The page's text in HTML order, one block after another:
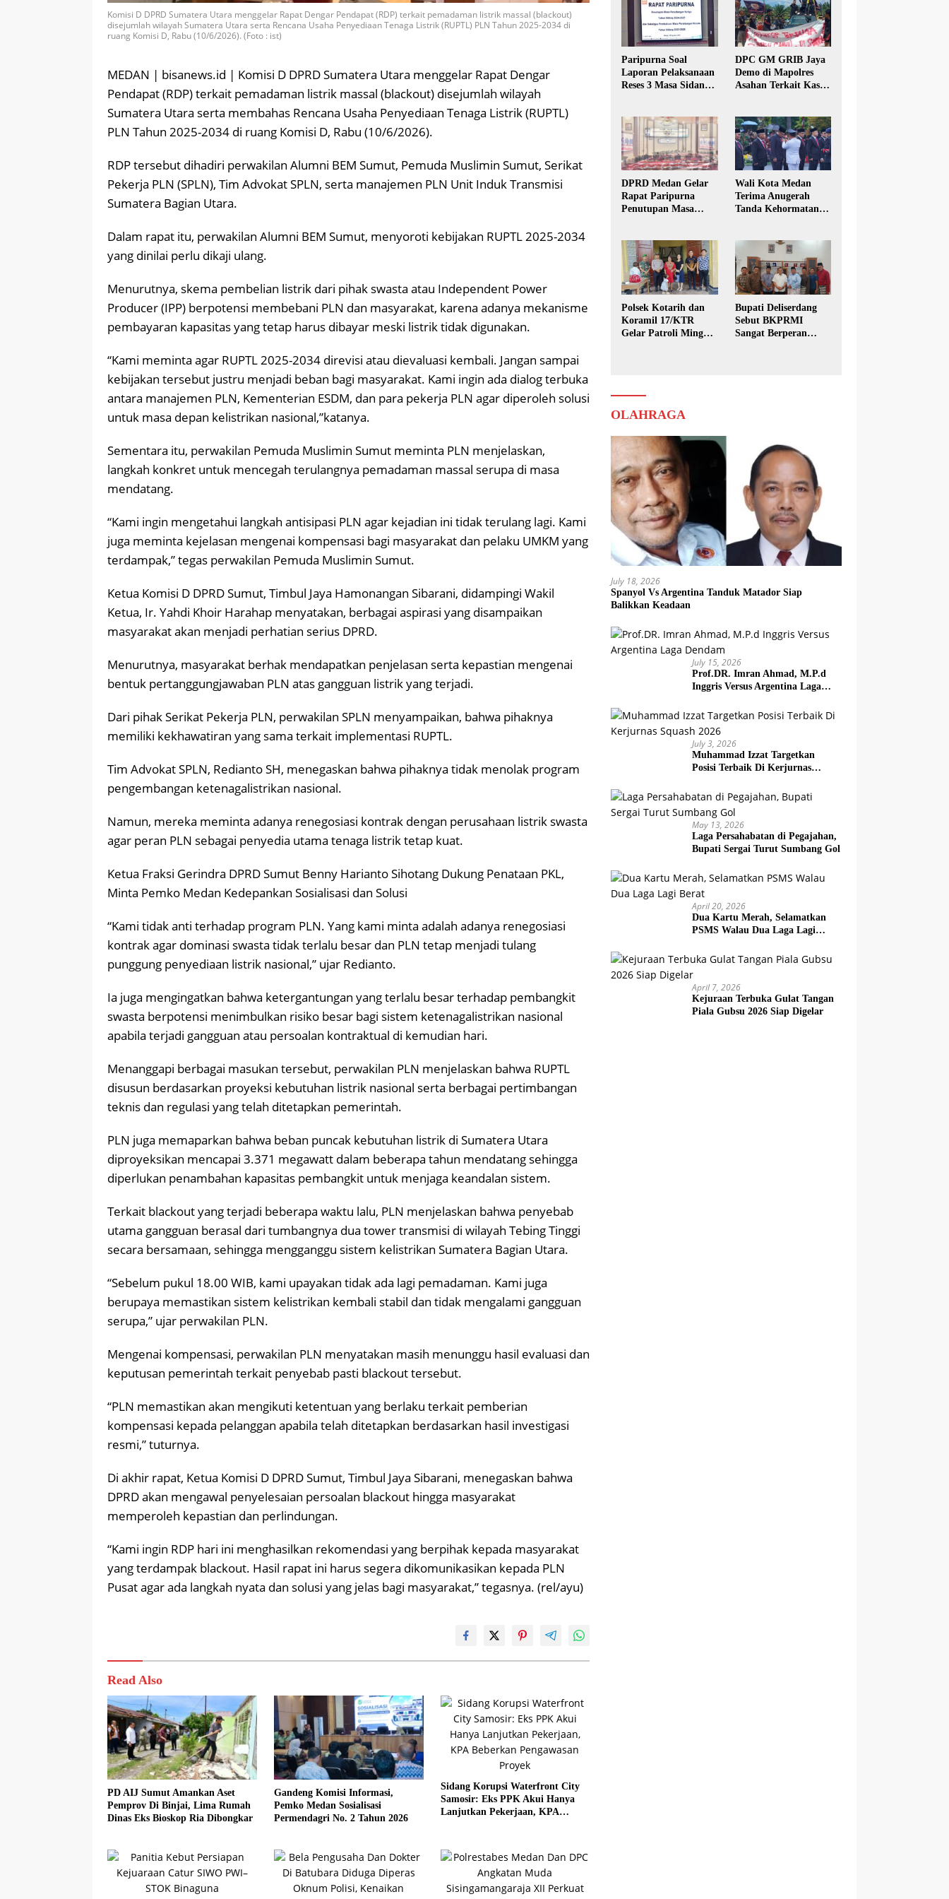
Komisi D DPRD Sumatera Utara menggelar Rapat Dengar Pendapat (RDP) terkait pemadaman listrik massal (blackout)
disejumlah wilayah Sumatera Utara serta Rencana Usaha Penyediaan Tenaga Listrik (RUPTL) PLN Tahun 2025-2034 di
ruang Komisi D, Rabu (10/6/2026). (Foto : ist)
MEDAN | bisanews.id | Komisi D DPRD Sumatera Utara menggelar Rapat Dengar
Pendapat (RDP) terkait pemadaman listrik massal (blackout) disejumlah wilayah
Sumatera Utara serta membahas Rencana Usaha Penyediaan Tenaga Listrik (RUPTL)
PLN Tahun 2025-2034 di ruang Komisi D, Rabu (10/6/2026).
RDP tersebut dihadiri perwakilan Alumni BEM Sumut, Pemuda Muslimin Sumut, Serikat
Pekerja PLN (SPLN), Tim Advokat SPLN, serta manajemen PLN Unit Induk Transmisi
Sumatera Bagian Utara.
Dalam rapat itu, perwakilan Alumni BEM Sumut, menyoroti kebijakan RUPTL 2025-2034
yang dinilai perlu dikaji ulang.
Menurutnya, skema pembelian listrik dari pihak swasta atau Independent Power
Producer (IPP) berpotensi membebani PLN dan masyarakat, karena adanya mekanisme
pembayaran kapasitas yang tetap harus dibayar meski listrik tidak digunakan.
“Kami meminta agar RUPTL 2025-2034 direvisi atau dievaluasi kembali. Jangan sampai
kebijakan tersebut justru menjadi beban bagi masyarakat. Kami ingin ada dialog terbuka
antara manajemen PLN, Kementerian ESDM, dan para pekerja PLN agar diperoleh solusi
untuk masa depan kelistrikan nasional,”katanya.
Sementara itu, perwakilan Pemuda Muslimin Sumut meminta PLN menjelaskan,
langkah konkret untuk mencegah terulangnya pemadaman massal serupa di masa
mendatang.
“Kami ingin mengetahui langkah antisipasi PLN agar kejadian ini tidak terulang lagi. Kami
juga meminta kejelasan mengenai kompensasi bagi masyarakat dan pelaku UMKM yang
terdampak,” tegas perwakilan Pemuda Muslimin Sumut.
Ketua Komisi D DPRD Sumut, Timbul Jaya Hamonangan Sibarani, didampingi Wakil
Ketua, Ir. Yahdi Khoir Harahap menyatakan, berbagai aspirasi yang disampaikan
masyarakat akan menjadi perhatian serius DPRD.
Menurutnya, masyarakat berhak mendapatkan penjelasan serta kepastian mengenai
bentuk pertanggungjawaban PLN atas gangguan listrik yang terjadi.
Dari pihak Serikat Pekerja PLN, perwakilan SPLN menyampaikan, bahwa pihaknya
memiliki kekhawatiran yang sama terkait implementasi RUPTL.
Tim Advokat SPLN, Redianto SH, menegaskan bahwa pihaknya tidak menolak program
pengembangan ketenagalistrikan nasional.
Namun, mereka meminta adanya renegosiasi kontrak dengan perusahaan listrik swasta
agar peran PLN sebagai penyedia utama tenaga listrik tetap kuat.
Ketua Fraksi Gerindra DPRD Sumut Benny Harianto Sihotang Dukung Penataan PKL,
Minta Pemko Medan Kedepankan Sosialisasi dan Solusi
“Kami tidak anti terhadap program PLN. Yang kami minta adalah adanya renegosiasi
kontrak agar dominasi swasta tidak terlalu besar dan PLN tetap menjadi tulang
punggung penyediaan listrik nasional,” ujar Redianto.
Ia juga mengingatkan bahwa ketergantungan yang terlalu besar terhadap pembangkit
swasta berpotensi menimbulkan risiko besar bagi sistem ketenagalistrikan nasional
apabila terjadi gangguan atau persoalan kontraktual di kemudian hari.
Menanggapi berbagai masukan tersebut, perwakilan PLN menjelaskan bahwa RUPTL
disusun berdasarkan proyeksi kebutuhan listrik nasional serta berbagai pertimbangan
teknis dan regulasi yang telah ditetapkan pemerintah.
PLN juga memaparkan bahwa beban puncak kebutuhan listrik di Sumatera Utara
diproyeksikan mencapai 3.371 megawatt dalam beberapa tahun mendatang sehingga
diperlukan penambahan kapasitas pembangkit untuk menjaga keandalan sistem.
Terkait blackout yang terjadi beberapa waktu lalu, PLN menjelaskan bahwa penyebab
utama gangguan berasal dari tumbangnya dua tower transmisi di wilayah Tebing Tinggi
secara bersamaan, sehingga mengganggu sistem kelistrikan Sumatera Bagian Utara.
“Sebelum pukul 18.00 WIB, kami upayakan tidak ada lagi pemadaman. Kami juga
berupaya memastikan sistem kelistrikan kembali stabil dan tidak mengalami gangguan
serupa,” ujar perwakilan PLN.
Mengenai kompensasi, perwakilan PLN menyatakan masih menunggu hasil evaluasi dan
keputusan pemerintah terkait penyebab pasti blackout tersebut.
“PLN memastikan akan mengikuti ketentuan yang berlaku terkait pemberian
kompensasi kepada pelanggan apabila telah ditetapkan berdasarkan hasil investigasi
resmi,” tuturnya.
Di akhir rapat, Ketua Komisi D DPRD Sumut, Timbul Jaya Sibarani, menegaskan bahwa
DPRD akan mengawal penyelesaian persoalan blackout hingga masyarakat
memperoleh kepastian dan perlindungan.
“Kami ingin RDP hari ini menghasilkan rekomendasi yang berpihak kepada masyarakat
yang terdampak blackout. Hasil rapat ini harus segera dikomunikasikan kepada PLN
Pusat agar ada langkah nyata dan solusi yang jelas bagi masyarakat,” tegasnya. (rel/ayu)
Read Also
PD AIJ Sumut Amankan Aset
Pemprov Di Binjai, Lima Rumah
Dinas Eks Bioskop Ria Dibongkar
Gandeng Komisi Informasi,
Pemko Medan Sosialisasi
Permendagri No. 2 Tahun 2026
Sidang Korupsi Waterfront City
Samosir: Eks PPK Akui Hanya
Lanjutkan Pekerjaan, KPA
Paripurna Soal
Laporan Pelaksanaan
Reses 3 Masa Sidang
DPC GM GRIB Jaya
Demo di Mapolres
Asahan Terkait Kasus
DPRD Medan Gelar
Rapat Paripurna
Penutupan Masa
Wali Kota Medan
Terima Anugerah
Tanda Kehormatan
Polsek Kotarih dan
Koramil 17/KTR
Gelar Patroli Minggu
Bupati Deliserdang
Sebut BKPRMI
Sangat Berperan
OLAHRAGA
July 18, 2026
Spanyol Vs Argentina Tanduk Matador Siap
Balikkan Keadaan
July 15, 2026
Prof.DR. Imran Ahmad, M.P.d
Inggris Versus Argentina Laga
July 3, 2026
Muhammad Izzat Targetkan
Posisi Terbaik Di Kerjurnas
May 13, 2026
Laga Persahabatan di Pegajahan,
Bupati Sergai Turut Sumbang Gol
April 20, 2026
Dua Kartu Merah, Selamatkan
PSMS Walau Dua Laga Lagi
April 7, 2026
Kejuraan Terbuka Gulat Tangan
Piala Gubsu 2026 Siap Digelar